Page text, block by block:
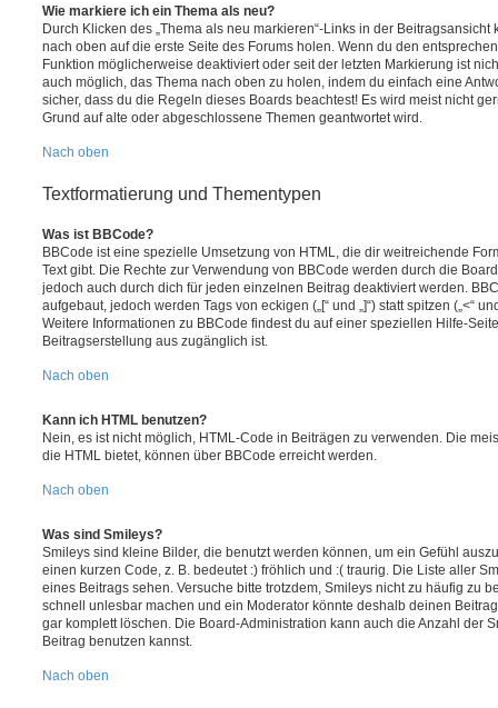
Wie markiere ich ein Thema als neu?
Durch Klicken des „Thema als neu markieren“-Links in der
nach oben auf die erste Seite des Forums holen. Wenn du den
Funktion möglicherweise deaktiviert oder seit der letzten Markierung ist
auch möglich, das Thema nach oben zu holen, indem du einfach eine
sicher, dass du die Regeln dieses Boards beachtest! Es wird meist nicht
Grund auf alte oder abgeschlossene Themen geantwortet wird.
Nach oben
Textformatierung und Thementypen
Was ist BBCode?
BBCode ist eine spezielle Umsetzung von HTML, die dir weitreichende
Text gibt. Die Rechte zur Verwendung von BBCode werden durch die
jedoch auch durch dich für jeden einzelnen Beitrag deaktiviert werden.
aufgebaut, jedoch werden Tags von eckigen („[“ und „]“) statt spitzen („<“
Weitere Informationen zu BBCode findest du auf einer speziellen Hilfe-
Beitragserstellung aus zugänglich ist.
Nach oben
Kann ich HTML benutzen?
Nein, es ist nicht möglich, HTML-Code in Beiträgen zu verwenden. Die
die HTML bietet, können über BBCode erreicht werden.
Nach oben
Was sind Smileys?
Smileys sind kleine Bilder, die benutzt werden können, um ein Gefühl
einen kurzen Code, z. B. bedeutet :) fröhlich und :( traurig. Die Liste aller
eines Beitrags sehen. Versuche bitte trotzdem, Smileys nicht zu häufig zu
schnell unlesbar machen und ein Moderator könnte deshalb deinen
gar komplett löschen. Die Board-Administration kann auch die Anzahl der
Beitrag benutzen kannst.
Nach oben